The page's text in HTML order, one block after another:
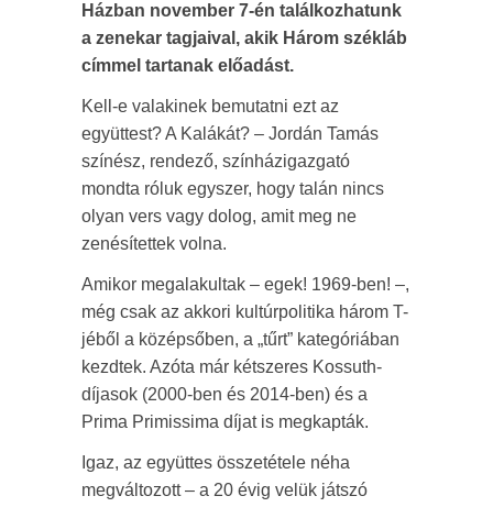
Házban november 7-én találkozhatunk
a zenekar tagjaival, akik Három székláb
címmel tartanak előadást.
Kell-e valakinek bemutatni ezt az
együttest? A Kalákát? – Jordán Tamás
színész, rendező, színházigazgató
mondta róluk egyszer, hogy talán nincs
olyan vers vagy dolog, amit meg ne
zenésítettek volna.
Amikor megalakultak – egek! 1969-ben! –,
még csak az akkori kultúrpolitika három T-
jéből a középsőben, a „tűrt” kategóriában
kezdtek. Azóta már kétszeres Kossuth-
díjasok (2000-ben és 2014-ben) és a
Prima Primissima díjat is megkapták.
Igaz, az együttes összetétele néha
megváltozott – a 20 évig velük játszó